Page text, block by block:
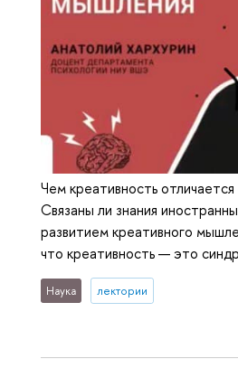
Чем креативность
Связаны ли знания
развитием креативного
что креативность — это
Наука лектории